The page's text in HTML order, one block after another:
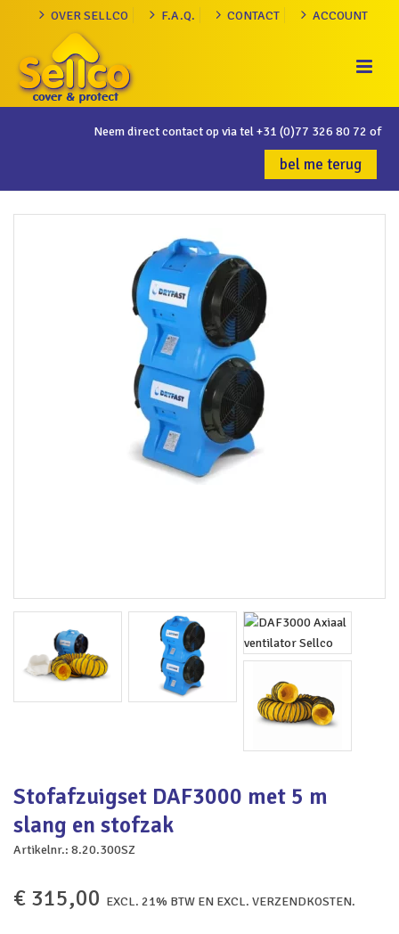
OVER SELLCO F.A.Q. CONTACT ACCOUNT
Neem direct contact op via tel+31 (0)77 326 80 72 of
bel me terug
Stofafzuigset DAF3000 met 5 m
slang en stofzak
Artikelnr.: 8.20.300SZ
€ 315,00 EXCL. 21% BTW EN EXCL. VERZENDKOSTEN.